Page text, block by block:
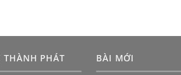
THÀNH PHÁT BÀI MỚI